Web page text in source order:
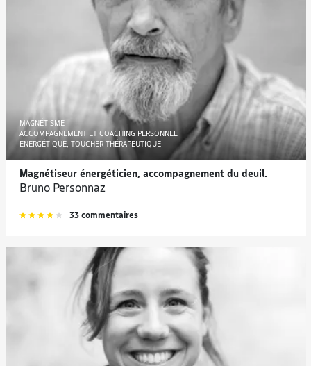
MAGNÉTISME
ACCOMPAGNEMENT ET COACHING PERSONNEL
ENERGÉTIQUE, TOUCHER THÉRAPEUTIQUE
Magnétiseur énergéticien, accompagnement du deuil.
Bruno Personnaz
33 commentaires